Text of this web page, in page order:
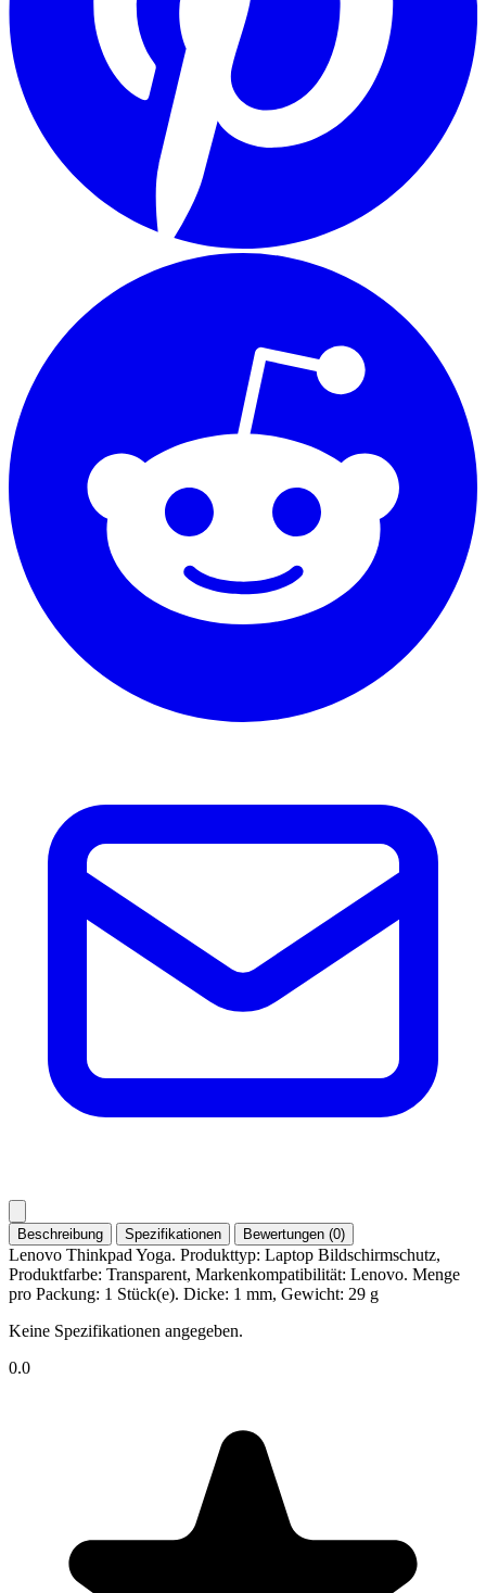
Beschreibung Spezifikationen Bewertungen (0)
Lenovo Thinkpad Yoga. Produkttyp: Laptop Bildschirmschutz,
Produktfarbe: Transparent, Markenkompatibilität: Lenovo. Menge
pro Packung: 1 Stück(e). Dicke: 1 mm, Gewicht: 29 g
Keine Spezifikationen angegeben.
0.0